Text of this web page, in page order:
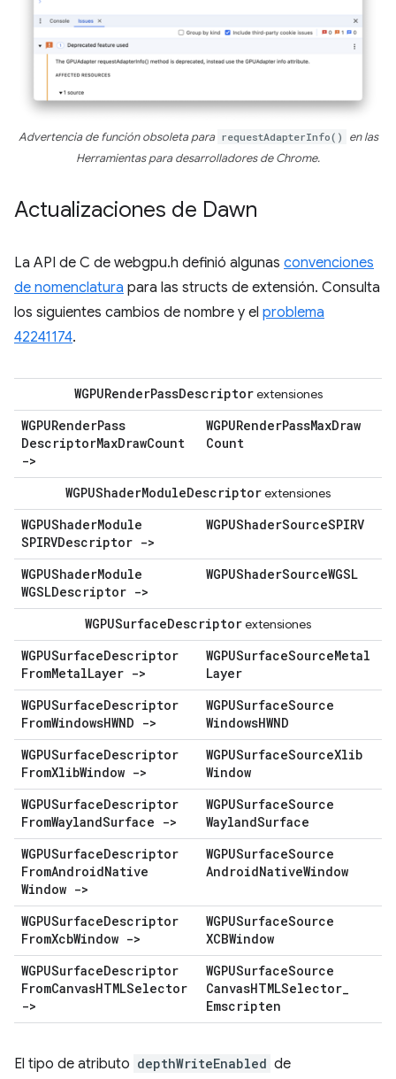
Advertencia de función obsoleta para requestAdapterInfo()
en las
Herramientas para desarrolladores de Chrome.
Actualizaciones de Dawn
La API de C de webgpu.h definió algunas convenciones
de nomenclatura para las structs de extensión. Consulta
los siguientes cambios de nombre y el problema
42241174.
WGPURenderPassDescriptorextensiones
WGPURenderPass
DescriptorMaxDrawCount
->
WGPURenderPassMaxDraw
Count
WGPUShaderModuleDescriptorextensiones
WGPUShaderModule
SPIRVDescriptor ->
WGPUShaderSourceSPIRV
WGPUShaderModule
WGSLDescriptor ->
WGPUShaderSourceWGSL
WGPUSurfaceDescriptorextensiones
WGPUSurfaceDescriptor
FromMetalLayer ->
WGPUSurfaceSourceMetal
Layer
WGPUSurfaceDescriptor
FromWindowsHWND ->
WGPUSurfaceSource
WindowsHWND
WGPUSurfaceDescriptor
FromXlibWindow ->
WGPUSurfaceSourceXlib
Window
WGPUSurfaceDescriptor
FromWaylandSurface ->
WGPUSurfaceSource
WaylandSurface
WGPUSurfaceDescriptor
FromAndroidNative
Window ->
WGPUSurfaceSource
AndroidNativeWindow
WGPUSurfaceDescriptor
FromXcbWindow ->
WGPUSurfaceSource
XCBWindow
WGPUSurfaceDescriptor
FromCanvasHTMLSelector
->
WGPUSurfaceSource
CanvasHTMLSelector_
Emscripten
El tipo de atributo depthWriteEnabled de